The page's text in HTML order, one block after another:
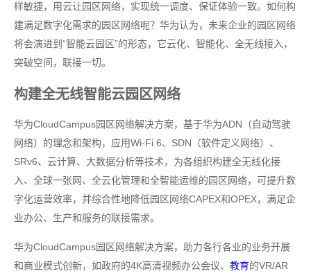
样敏捷，用云让园区网络，实现统一调度、保证体验一致。如何构
建满足数字化需求的园区网络呢？华为认为，未来企业的园区网络
将会演进到“智能云园区”的形态，它云化、智能化、全无线接入，
突破空间，联接一切。
构建全无线智能云园区网络
华为CloudCampus园区网络解决方案，基于华为ADN（自动驾驶
网络）的理念和架构，应用Wi-Fi 6、SDN（软件定义网络）、
SRv6、云计算、大数据分析等技术，为各组织构建全无线化接
入、全球一张网、全云化管理和全智能运维的园区网络，可提升数
字化运营效率，并综合性地降低园区网络CAPEX和OPEX，满足企
业办公、生产和服务的联接需求。
华为CloudCampus园区网络解决方案，助力各行各业的业务开展
和商业模式创新，如政府的4K高清视频办公会议、 教育的VR/AR